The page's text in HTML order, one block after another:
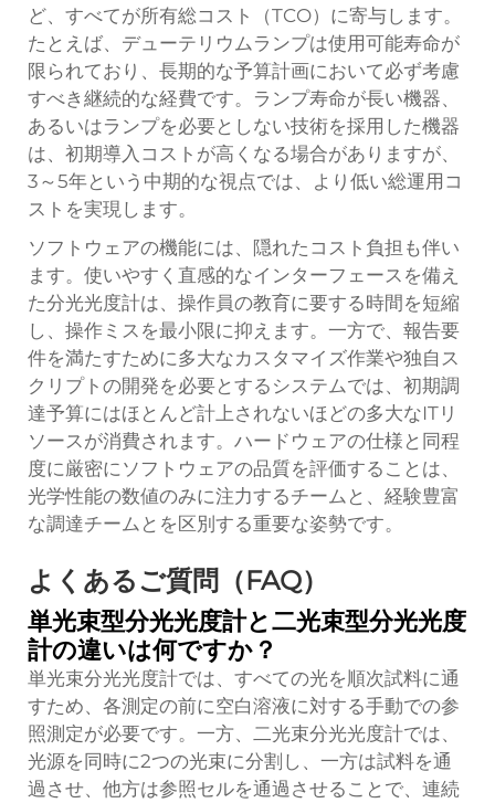
ど、すべてが所有総コスト（TCO）に寄与します。
たとえば、デューテリウムランプは使用可能寿命が
限られており、長期的な予算計画において必ず考慮
すべき継続的な経費です。ランプ寿命が長い機器、
あるいはランプを必要としない技術を採用した機器
は、初期導入コストが高くなる場合がありますが、
3～5年という中期的な視点では、より低い総運用コ
ストを実現します。
ソフトウェアの機能には、隠れたコスト負担も伴い
ます。使いやすく直感的なインターフェースを備え
た分光光度計は、操作員の教育に要する時間を短縮
し、操作ミスを最小限に抑えます。一方で、報告要
件を満たすために多大なカスタマイズ作業や独自ス
クリプトの開発を必要とするシステムでは、初期調
達予算にはほとんど計上されないほどの多大なITリ
ソースが消費されます。ハードウェアの仕様と同程
度に厳密にソフトウェアの品質を評価することは、
光学性能の数値のみに注力するチームと、経験豊富
な調達チームとを区別する重要な姿勢です。
よくあるご質問（FAQ）
単光束型分光光度計と二光束型分光光度
計の違いは何ですか？
単光束分光光度計では、すべての光を順次試料に通
すため、各測定の前に空白溶液に対する手動での参
照測定が必要です。一方、二光束分光光度計では、
光源を同時に2つの光束に分割し、一方は試料を通
過させ、他方は参照セルを通過させることで、連続